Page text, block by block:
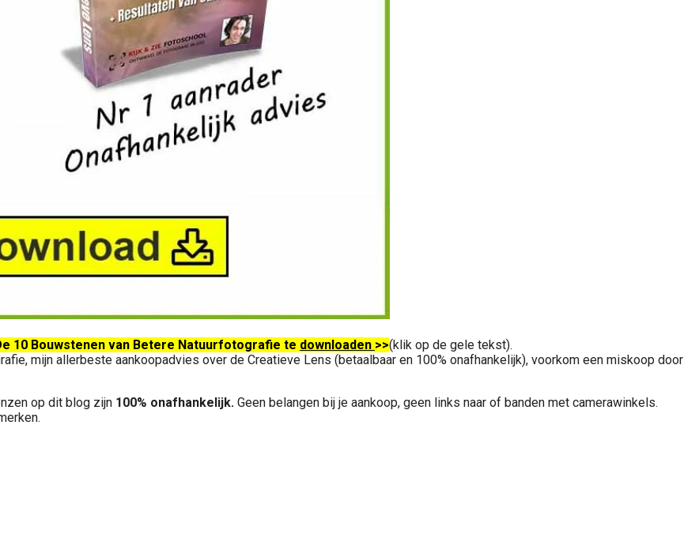
10 Bouwstenen van Betere Natuurfotografie te downloaden >>(klik op de gele tekst).
mijn allerbeste aankoopadvies over de Creatieve Lens (betaalbaar en 100% onafhankelijk), voorkom een miskoop door
op dit blog zijn 100% onafhankelijk. Geen belangen bij je aankoop, geen links naar of banden met camerawinkels.